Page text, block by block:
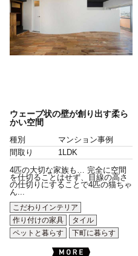
ウェーブ状の壁が創り出す柔ら
かい空間
種別
マンション事例
間取り
1LDK
4匹の大切な家族も… 完全に空間
を仕切ることはせず、目線の高さ
の仕切りにすることで4匹の猫ちゃ
ん...
こだわりインテリア
作り付けの家具
タイル
ペットと暮らす
下町に暮らす